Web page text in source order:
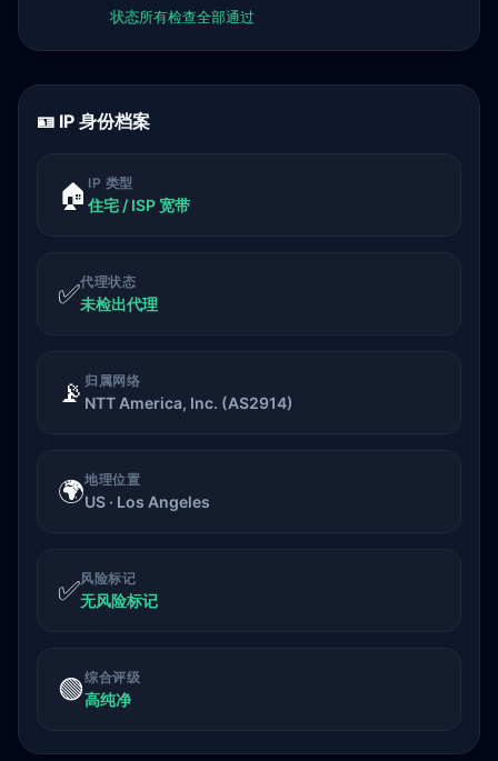
状态所有检查全部通过
🪪 IP 身份档案
🏠 IP 类型
住宅 / ISP 宽带
✅代理状态
未检出代理
📡 归属网络
NTT America, Inc. (AS2914)
🌍地理位置
US · Los Angeles
✅风险标记
无风险标记
🟢综合评级
高纯净